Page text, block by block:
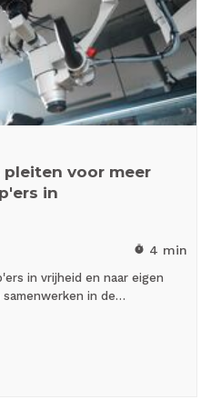
voor meer
in
timer 4 min
in vrijheid en naar eigen
in de…